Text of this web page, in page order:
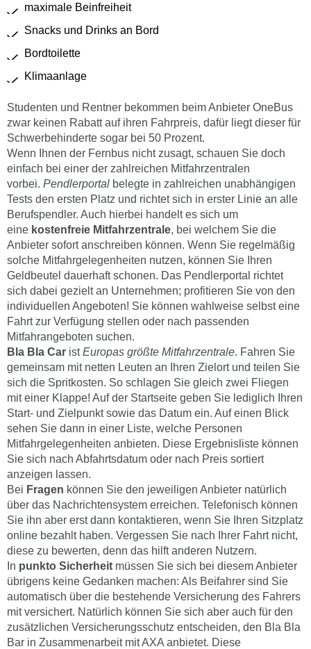
maximale Beinfreiheit
Snacks und Drinks an Bord
Bordtoilette
Klimaanlage
Studenten und Rentner bekommen beim Anbieter OneBus
zwar keinen Rabatt auf ihren Fahrpreis, dafür liegt dieser für
Schwerbehinderte sogar bei 50 Prozent.
Wenn Ihnen der Fernbus nicht zusagt, schauen Sie doch
einfach bei einer der zahlreichen Mitfahrzentralen
vorbei. Pendlerportal belegte in zahlreichen unabhängigen
Tests den ersten Platz und richtet sich in erster Linie an alle
Berufspendler. Auch hierbei handelt es sich um
eine kostenfreie Mitfahrzentrale, bei welchem Sie die
Anbieter sofort anschreiben können. Wenn Sie regelmäßig
solche Mitfahrgelegenheiten nutzen, können Sie Ihren
Geldbeutel dauerhaft schonen. Das Pendlerportal richtet
sich dabei gezielt an Unternehmen; profitieren Sie von den
individuellen Angeboten! Sie können wahlweise selbst eine
Fahrt zur Verfügung stellen oder nach passenden
Mitfahrangeboten suchen.
Bla Bla Car istEuropas größte Mitfahrzentrale. Fahren Sie
gemeinsam mit netten Leuten an Ihren Zielort und teilen Sie
sich die Spritkosten. So schlagen Sie gleich zwei Fliegen
mit einer Klappe! Auf der Startseite geben Sie lediglich Ihren
Start- und Zielpunkt sowie das Datum ein. Auf einen Blick
sehen Sie dann in einer Liste, welche Personen
Mitfahrgelegenheiten anbieten. Diese Ergebnisliste können
Sie sich nach Abfahrtsdatum oder nach Preis sortiert
anzeigen lassen.
Bei Fragen können Sie den jeweiligen Anbieter natürlich
über das Nachrichtensystem erreichen. Telefonisch können
Sie ihn aber erst dann kontaktieren, wenn Sie Ihren Sitzplatz
online bezahlt haben. Vergessen Sie nach Ihrer Fahrt nicht,
diese zu bewerten, denn das hilft anderen Nutzern.
In punkto Sicherheit müssen Sie sich bei diesem Anbieter
übrigens keine Gedanken machen: Als Beifahrer sind Sie
automatisch über die bestehende Versicherung des Fahrers
mit versichert. Natürlich können Sie sich aber auch für den
zusätzlichen Versicherungsschutz entscheiden, den Bla Bla
Bar in Zusammenarbeit mit AXA anbietet. Diese